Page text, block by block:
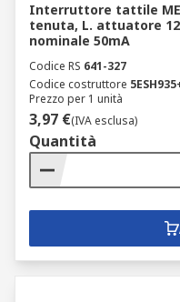
Interruttore tattile
tenuta, L. attuatore
nominale 50mA
Codice RS 641-327
Codice costruttore
Prezzo per 1 unità
3,97 €(IVA esclusa)
Quantità